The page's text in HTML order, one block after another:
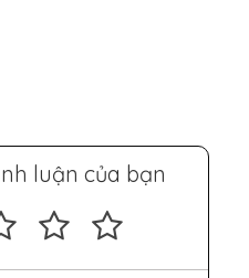
luận của bạn